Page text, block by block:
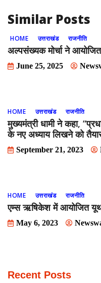
Similar Posts
HOME उत्तराखंड राजनीति
अल्पसंख्यक मोर्चा ने
June 25, 2025
HOME उत्तराखंड राजनीति
मुख्यमंत्री धामी ने कहा,
के नए अध्याय लिखने को
September 21, 2023
HOME उत्तराखंड राजनीति
एम्स ऋषिकेश में आयोजित
May 6, 2023
Recent Posts